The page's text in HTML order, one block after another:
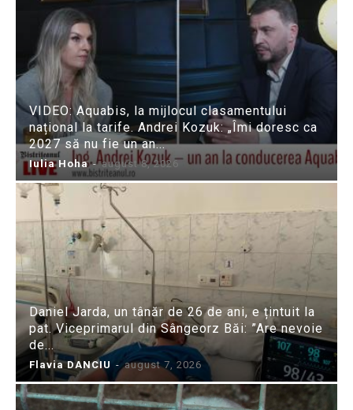
VIDEO: Aquabis, la mijlocul clasamentului
național la tarife. Andrei Kozuk: „Îmi doresc ca
2027 să nu fie un an...
Iulia Hoha - august 8, 2026
Daniel Jarda, un tânăr de 26 de ani, e țintuit la
pat. Viceprimarul din Sângeorz Băi: ”Are nevoie
de...
Flavia DANCIU - august 7, 2026